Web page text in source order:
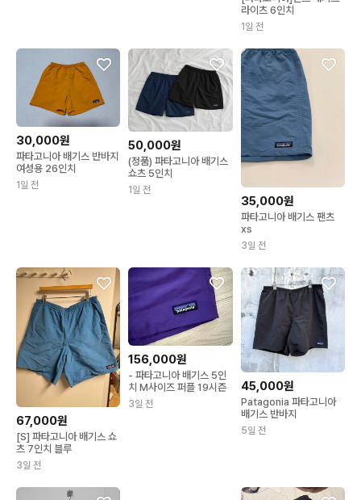
라이츠 6인치
1일 전
30,000원
파타고니아 배기스 반바지
여성용 26인치
1일 전
50,000원
(정품) 파타고니아 배기스
쇼츠 5인치
1일 전
35,000원
파타고니아 배기스 팬츠
xs
3일 전
67,000원
[S] 파타고니아 배기스 쇼
츠 7인치 블루
3일 전
156,000원
- 파타고니아 배기스 5인
치 M사이즈 퍼플 19시즌
3일 전
45,000원
Patagonia 파타고니아
배기스 반바지
5일 전